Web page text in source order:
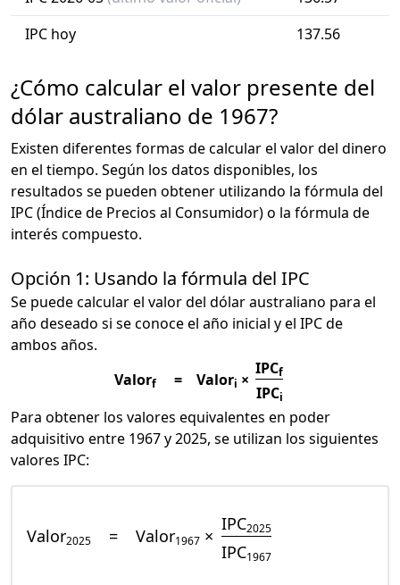
IPC hoy
137.56
¿Cómo calcular el valor presente del
dólar australiano de 1967?
Existen diferentes formas de calcular el valor del dinero
en el tiempo. Según los datos disponibles, los
resultados se pueden obtener utilizando la fórmula del
IPC (Índice de Precios al Consumidor) o la fórmula de
interés compuesto.
Opción 1: Usando la fórmula del IPC
Se puede calcular el valor del dólar australiano para el
año deseado si se conoce el año inicial y el IPC de
ambos años.
Valorf = Valori ×
IPCf
IPCi
Para obtener los valores equivalentes en poder
adquisitivo entre 1967 y 2025, se utilizan los siguientes
valores IPC:
Valor2025 = Valor1967 ×
IPC2025
IPC1967